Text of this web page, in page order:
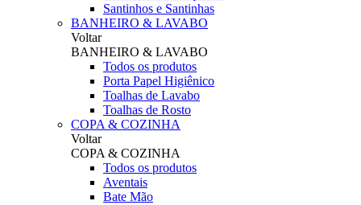
Santinhos e Santinhas
BANHEIRO & LAVABO
Voltar
BANHEIRO & LAVABO
Todos os produtos
Porta Papel Higiênico
Toalhas de Lavabo
Toalhas de Rosto
COPA & COZINHA
Voltar
COPA & COZINHA
Todos os produtos
Aventais
Bate Mão